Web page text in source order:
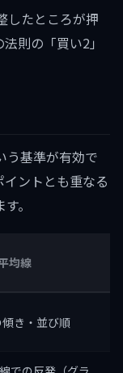
したところが押
則の「買い2」
う基準が有効で
ントとも重なる
。
均線
傾き・並び順